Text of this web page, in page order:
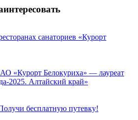
санаториев «Курорт
«Курорт Белокуриха» — лауреат
2025. Алтайский край»
бесплатную путевку!